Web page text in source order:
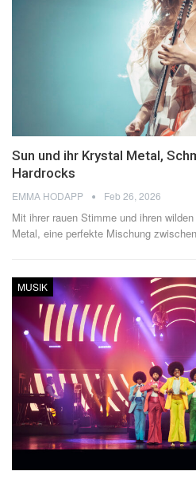
Sun und ihr Krystal Metal,
Hardrocks
EMMA HODAPP Feb 26, 2026
Mit ihrer rauen Stimme und ihren
Metal, eine perfekte Mischung zwischen
MUSIK